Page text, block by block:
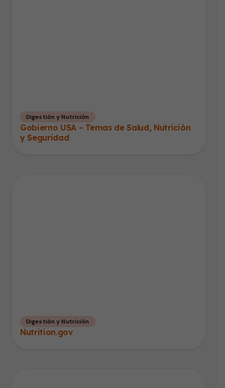
Digestión y Nutrición
Gobierno USA – Temas de Salud, Nutrición
y Seguridad
Digestión y Nutrición
Nutrition.gov